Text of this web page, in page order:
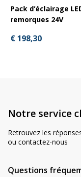
Pack d’éclairage
remorques 24V
€ 198,30
Notre service
Retrouvez les
ou contactez-nous
Questions